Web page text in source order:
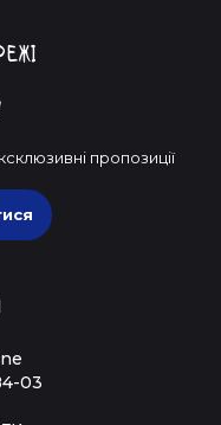
пропозиції
03